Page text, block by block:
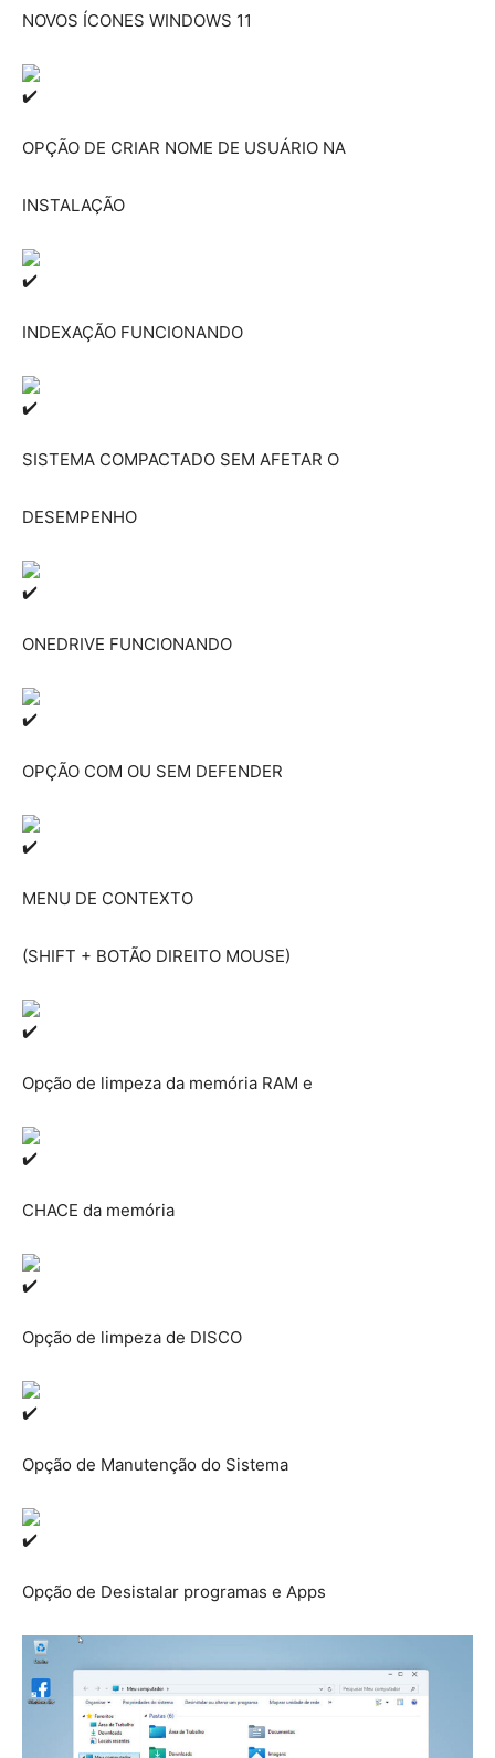
NOVOS ÍCONES WINDOWS 11
OPÇÃO DE CRIAR NOME DE USUÁRIO NA
INSTALAÇÃO
INDEXAÇÃO FUNCIONANDO
SISTEMA COMPACTADO SEM AFETAR O
DESEMPENHO
ONEDRIVE FUNCIONANDO
OPÇÃO COM OU SEM DEFENDER
MENU DE CONTEXTO
(SHIFT + BOTÃO DIREITO MOUSE)
Opção de limpeza da memória RAM e
CHACE da memória
Opção de limpeza de DISCO
Opção de Manutenção do Sistema
Opção de Desistalar programas e Apps